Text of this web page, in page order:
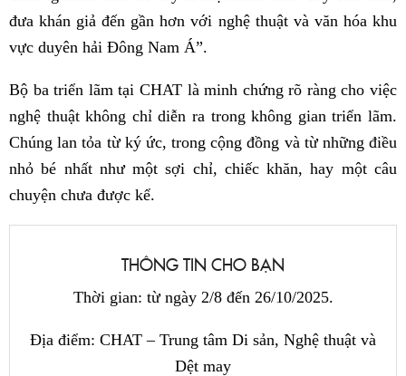
đưa khán giả đến gần hơn với nghệ thuật và văn hóa khu
vực duyên hải Đông Nam Á”.
Bộ ba triển lãm tại CHAT là minh chứng rõ ràng cho việc
nghệ thuật không chỉ diễn ra trong không gian triển lãm.
Chúng lan tỏa từ ký ức, trong cộng đồng và từ những điều
nhỏ bé nhất như một sợi chỉ, chiếc khăn, hay một câu
chuyện chưa được kể.
THÔNG TIN CHO BẠN
Thời gian: từ ngày 2/8 đến 26/10/2025.
Địa điểm: CHAT – Trung tâm Di sản, Nghệ thuật và
Dệt may